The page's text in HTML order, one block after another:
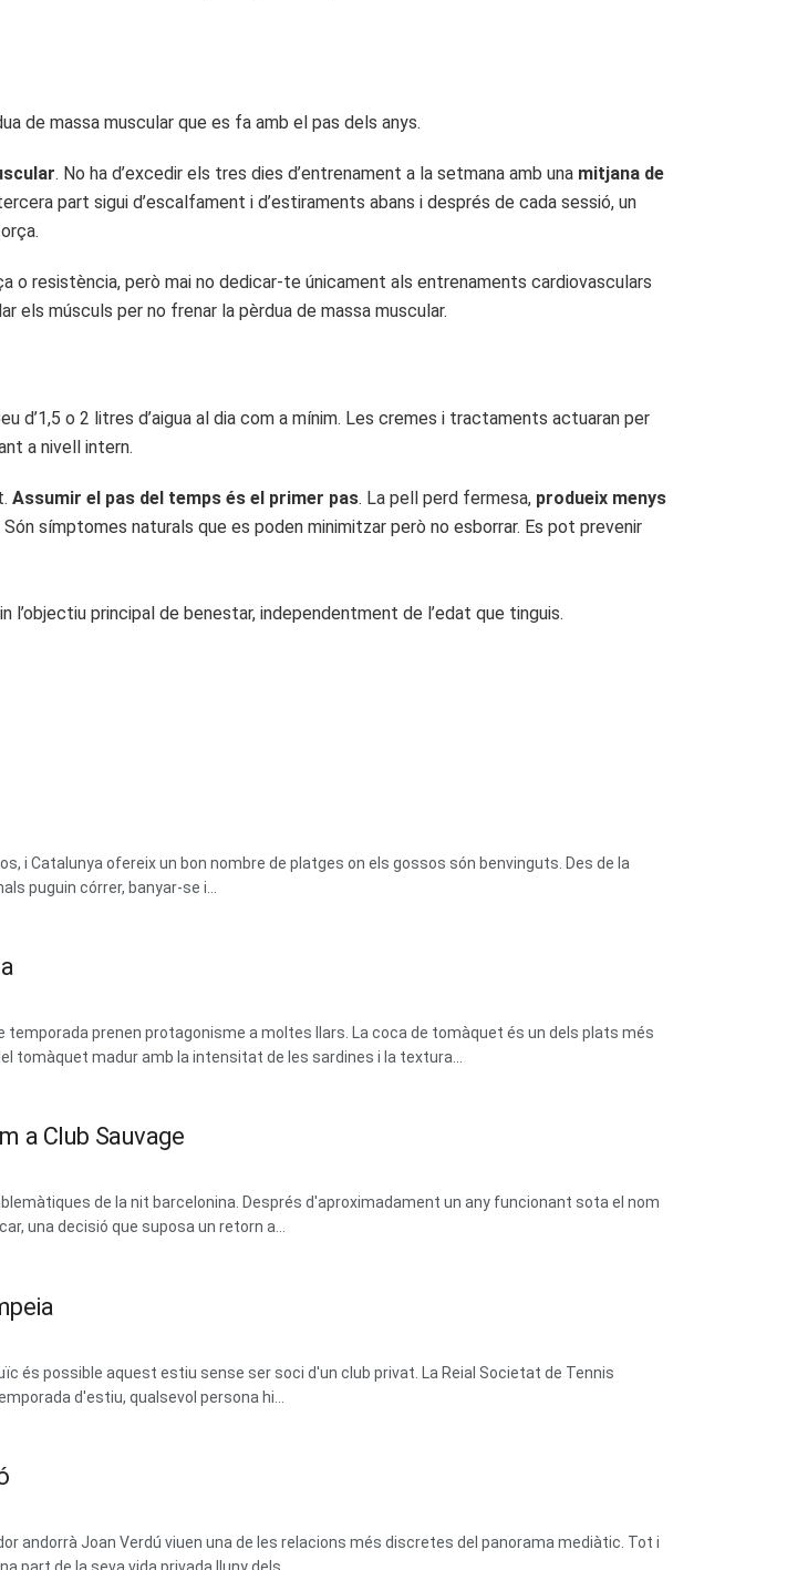
de massa muscular que es fa amb el pas dels anys.
. No ha d’excedir els tres dies d’entrenament a la setmana amb una mitjana de
part sigui d’escalfament i d’estiraments abans i després de cada sessió, un
resistència, però mai no dedicar-te únicament als entrenaments cardiovasculars
els músculs per no frenar la pèrdua de massa muscular.
d’1,5 o 2 litres d’aigua al dia com a mínim. Les cremes i tractaments actuaran per
a nivell intern.
Assumir el pas del temps és el primer pas. La pell perd fermesa, produeix menys
Són símptomes naturals que es poden minimitzar però no esborrar. Es pot prevenir
principal de benestar, independentment de l’edat que tinguis.
i Catalunya ofereix un bon nombre de platges on els gossos són benvinguts. Des de la
puguin córrer, banyar-se i...
prenen protagonisme a moltes llars. La coca de tomàquet és un dels plats més
tomàquet madur amb la intensitat de les sardines i la textura...
a Club Sauvage
de la nit barcelonina. Després d'aproximadament un any funcionant sota el nom
una decisió que suposa un retorn a...
és possible aquest estiu sense ser soci d'un club privat. La Reial Societat de Tennis
d'estiu, qualsevol persona hi...
andorrà Joan Verdú viuen una de les relacions més discretes del panorama mediàtic. Tot i